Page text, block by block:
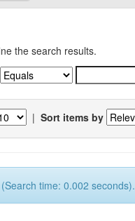
the search results.
| Sort items by
time: 0.002 seconds).